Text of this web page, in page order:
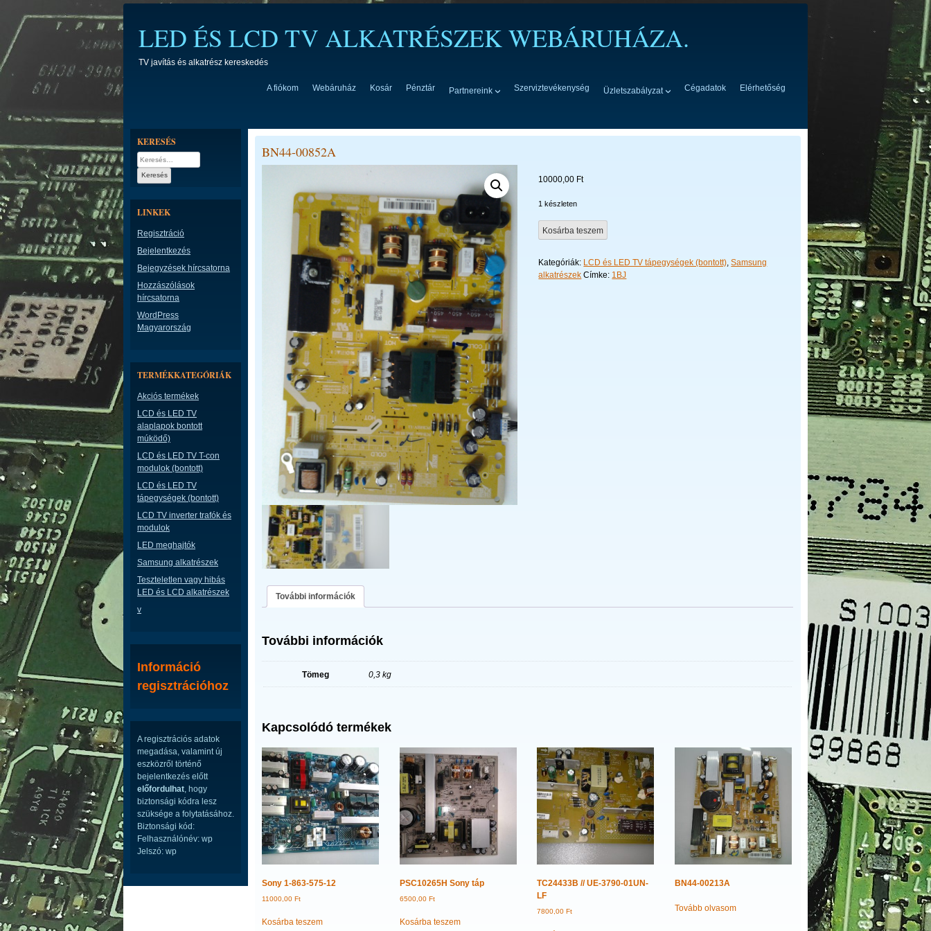
content
LED ÉS LCD TV ALKATRÉSZEK WEBÁRUHÁZA.
TV javítás és alkatrész kereskedés
A fiókom Webáruház Kosár Pénztár Partnereink Szerviztevékenység Üzletszabályzat Cégadatok Elérhetőség
BN44-00852A
10000,00 Ft
1 készleten
BN44-
00852A
Kosárba teszem
Kategóriák: LCD és LED TV tápegységek (bontott),Samsung
alkatrészek Címke: 1BJ
További információk
További információk
Tömeg 0,3 kg
Kapcsolódó termékek
Sony 1-863-575-12
11000,00Ft
Kosárba teszem
PSC10265H Sony táp
6500,00 Ft
Kosárba teszem
TC24433B // UE-3790-01UN-
LF
7800,00Ft
BN44-00213A
Tovább olvasom
KERESÉS
Keresés:
LINKEK
Regisztráció
Bejelentkezés
Bejegyzések hírcsatorna
Hozzászólások
hírcsatorna
WordPress
Magyarország
TERMÉKKATEGÓRIÁK
Akciós termékek
LCD és LED TV
alaplapok bontott
múködő)
LCD és LED TV T-con
modulok (bontott)
LCD és LED TV
tápegységek (bontott)
LCD TV inverter trafók és
modulok
LED meghajtók
Samsung alkatrészek
Teszteletlen vagy hibás
LED és LCD alkatrészek
v
Információ
regisztrációhoz
A regisztrációs adatok
megadása, valamint új
eszközről történő
bejelentkezés előtt
előfordulhat, hogy
biztonsági kódra lesz
szüksége a folytatásához.
Biztonsági kód:
Felhasználónév: wp
Jelszó: wp